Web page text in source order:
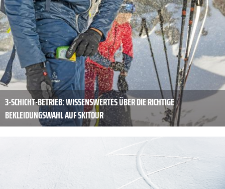
3-SCHICHT-BETRIEB: WISSENSWERTES ÜBER DIE RICHTIGE
BEKLEIDUNGSWAHL AUF SKITOUR